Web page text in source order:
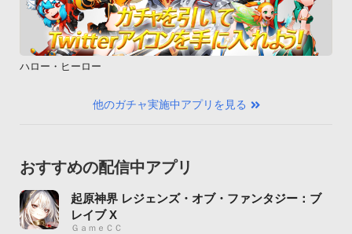
ハロー・ヒーロー
他のガチャ実施中アプリを見る
おすすめの配信中アプリ
起原神界 レジェンズ・オブ・ファンタジー：ブ
レイブ X
ＧａｍｅＣＣ